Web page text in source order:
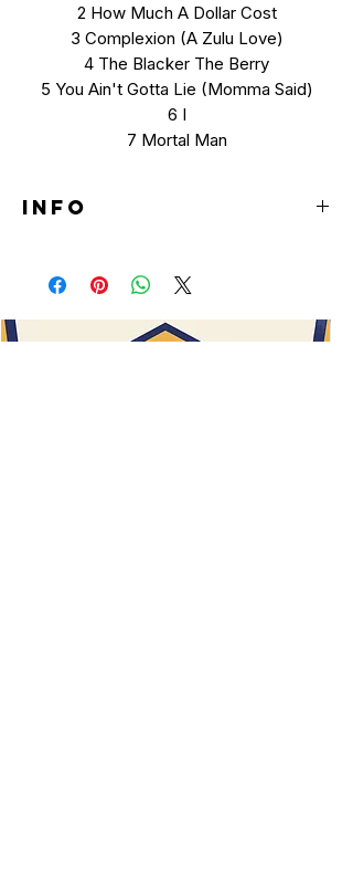
2 How Much A Dollar Cost
3 Complexion (A Zulu Love)
4 The Blacker The Berry
5 You Ain't Gotta Lie (Momma Said)
6 I
7 Mortal Man
INFO
Anniversary
Edition)